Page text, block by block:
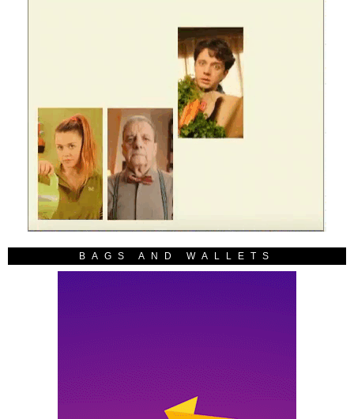
BAGS AND WALLETS